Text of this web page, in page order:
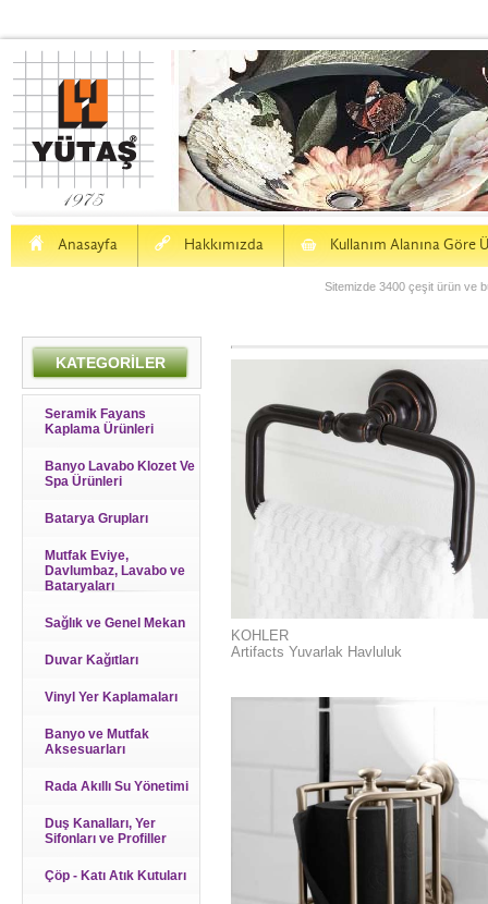
Anasayfa
H Hakkımızda
a Kullanım Alanına Göre
S
Sitemizde 3400 çeşit ürün ve
KATEGORİLER
Seramik Fayans
Kaplama Ürünleri
Banyo Lavabo Klozet Ve
Spa Ürünleri
Batarya Grupları
Mutfak Eviye,
Davlumbaz, Lavabo ve
Bataryaları
Sağlık ve Genel Mekan
Duvar Kağıtları
Vinyl Yer Kaplamaları
Banyo ve Mutfak
Aksesuarları
Rada Akıllı Su Yönetimi
Duş Kanalları, Yer
Sifonları ve Profiller
Çöp - Katı Atık Kutuları
KOHLER
Artifacts Yuvarlak Havluluk